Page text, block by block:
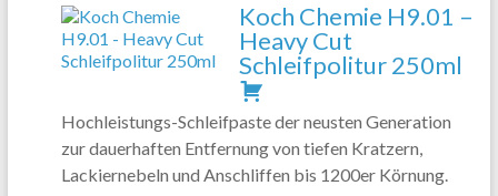
Koch Chemie H9.01 –
Heavy Cut
Schleifpolitur 250ml
Hochleistungs-Schleifpaste der neusten Generation
zur dauerhaften Entfernung von tiefen Kratzern,
Lackiernebeln und Anschliffen bis 1200er Körnung.